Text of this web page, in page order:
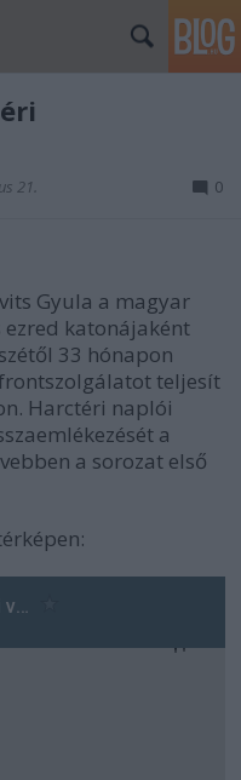
21. 0
Gyula a magyar
katonájaként
33 hónapon
teljesít
Harctéri naplói
a
a sorozat első